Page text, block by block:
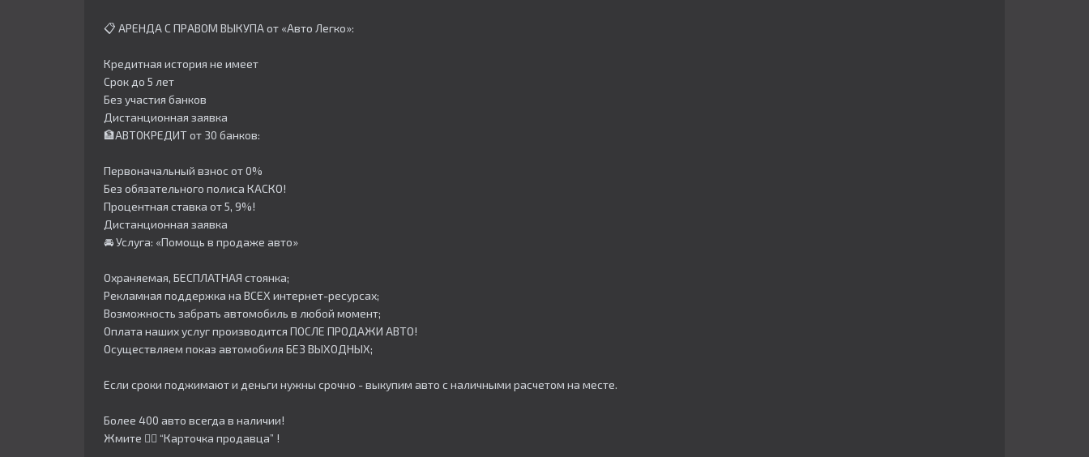
📋 АРЕНДА С ПРАВОМ ВЫКУПА от «Авто Легко»:
Кредитная история не имеет
Срок до 5 лет
Без участия банков
Дистанционная заявка
🏦АВТОКРЕДИТ от 30 банков:
Первоначальный взнос от 0%
Без обязательного полиса КАСКО!
Процентная ставка от 5, 9%!
Дистанционная заявка
🚘 Услуга: «Помощь в продаже авто»
Охраняемая, БЕСПЛАТНАЯ стоянка;
Рекламная поддержка на ВСЕХ интернет-ресурсах;
Возможность забрать автомобиль в любой момент;
Оплата наших услуг производится ПОСЛЕ ПРОДАЖИ АВТО!
Осуществляем показ автомобиля БЕЗ ВЫХОДНЫХ;
Если сроки поджимают и деньги нужны срочно - выкупим авто с наличными расчетом на месте.
Более 400 авто всегда в наличии!
Жмите 👇🏻 “Карточка продавца” !